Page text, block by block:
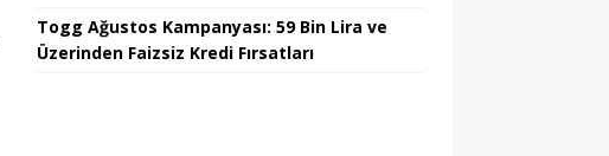
Togg Ağustos Kampanyası: 59 Bin Lira ve
Üzerinden Faizsiz Kredi Fırsatları